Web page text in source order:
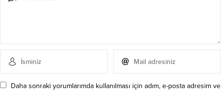
Daha sonraki yorumlarımda kullanılması için adım, e-posta adresim ve